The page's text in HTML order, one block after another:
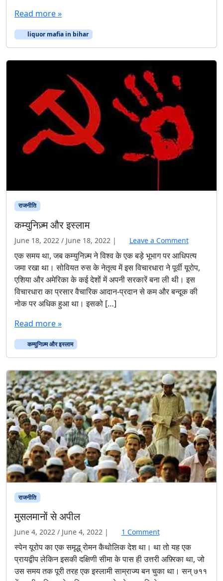
Read more »
liquor mafia in bihar
राजनीति
कम्युनिज़्म और इस्लाम
June 18, 2022 / June 18, 2022 | Leave a Comment
एक समय था, जब कम्युनिज़्म ने विश्व के एक बड़े भूभाग पर आधिपत्य
जमा रखा था। सोवियत रुस के नेतृत्व में इस विचारधारा ने पूर्वी यूरोप,
एशिया और अमेरिका के कई देशों में अपनी सरकारें बना ली थी। इस
विचारधारा का प्रसार वैचारिक आदान-प्रदान से कम और बन्दूक की
नोक पर अधिक हुआ था। इसको […]
Read more »
कम्युनिज़्म और इस्लाम
राजनीति
मुसलमानों से अपील
June 4, 2022 / June 4, 2022 | 1 Commento
मु
स
ल
स्पेन यूरोप का एक समृद्ध् रोमन कैथोलिक देश था। था तो यह एक
प्रायद्वीप लेकिन इसकी दक्षिणी सीमा के पास ही उत्तरी अफ़्रिका था, जो
उस समय तक पूरी तरह एक इस्लामी साम्राज्य बन चुका था। सन्‌ ७११